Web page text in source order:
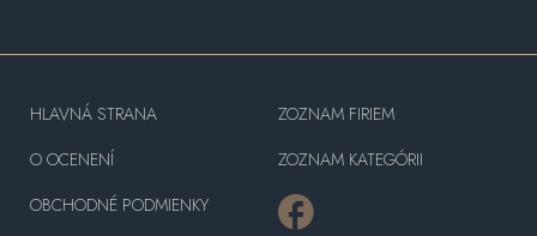
HLAVNÁ STRANA
O OCENENÍ
OBCHODNÉ PODMIENKY
ZOZNAM FIRIEM
ZOZNAM KATEGÓRII